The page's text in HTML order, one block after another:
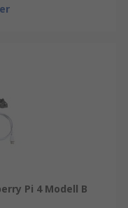
Pi 4 Modell B